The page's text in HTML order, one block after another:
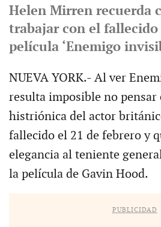
Helen Mirren recuerda
trabajar con el
película ‘Enemigo
NUEVA YORK.- Al ver
resulta imposible no pensar
histriónica del actor
fallecido el 21 de febrero y
elegancia al teniente
la película de Gavin Hood.
PUBLICIDAD